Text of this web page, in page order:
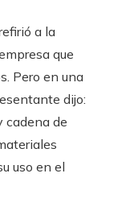
a la
que
Pero en una
dijo:
cadena de
uso en el